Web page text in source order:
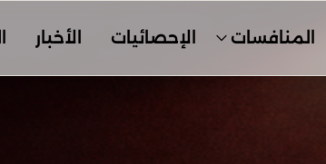
المنافسات الإحصائيات الأخبار